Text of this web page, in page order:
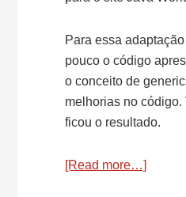
Para essa
pouco o código
o conceito de
melhorias no
ficou o resultado.
[Read more…]